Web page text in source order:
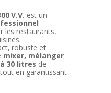
V.V. est un
les restaurants,
robuste et
mixer, mélanger
30 litres de
en garantissant